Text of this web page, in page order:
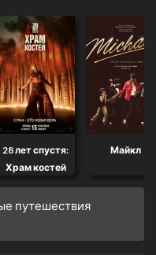
28 лет спустя:
Храм костей
Майкл
путешествия